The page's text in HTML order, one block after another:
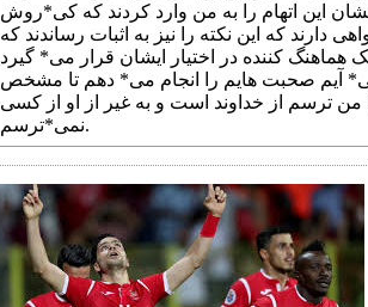
این اتهام را به من وارد کردند که کی*روش
که این نکته را نیز به اثبات رساندند که
آیم صحبت هایم را انجام می* دهم تا مشخص
من ترسم از خداوند است و به غیر از او از کسی
نمی*ترسم.